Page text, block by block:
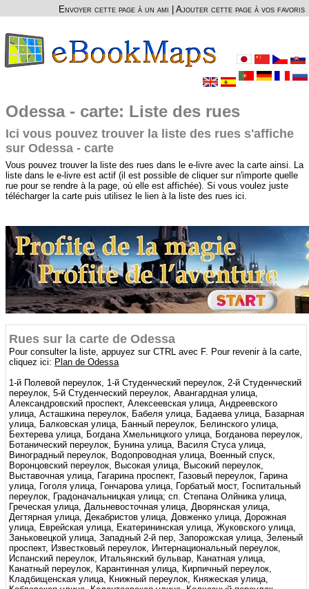
Envoyer cette page à un ami Ajouter cette page à vos favoris
Odessa - carte: Liste des rues
Ici vous pouvez trouver la liste des rues s'affiche
sur Odessa - carte
Vous pouvez trouver la liste des rues dans le e-livre avec la carte ainsi. La
liste dans le e-livre est actif (il est possible de cliquer sur n'importe quelle
rue pour se rendre à la page, où elle est affichée). Si vous voulez juste
télécharger la carte puis utilisez le lien à la liste des rues ici.
Rues sur la carte de Odessa
Pour consulter la liste, appuyez sur CTRL avec F. Pour revenir à la carte,
cliquez ici: Plan de Odessa
1-й Полевой переулок, 1-й Студенческий переулок, 2-й Студенческий
переулок, 5-й Студенческий переулок, Авангардная улица,
Александровский проспект, Алексеевская улица, Андреевского
улица, Асташкина переулок, Бабеля улица, Бадаева улица, Базарная
улица, Балковская улица, Банный переулок, Белинского улица,
Бехтерева улица, Богдана Хмельницкого улица, Богданова переулок,
Ботанический переулок, Бунина улица, Василя Стуса улица,
Виноградный переулок, Водопроводная улица, Военный спуск,
Воронцовский переулок, Высокая улица, Высокий переулок,
Выставочная улица, Гагарина проспект, Газовый переулок, Гарина
улица, Гоголя улица, Гончарова улица, Горбатый мост, Госпитальный
переулок, Градоначальницкая улица; сп. Степана Олйника улица,
Греческая улица, Дальневосточная улица, Дворянская улица,
Дегтярная улица, Декабристов улица, Довженко улица, Дорожная
улица, Еврейская улица, Екатерининская улица, Жуковского улица,
Заньковецкой улица, Западный 2-й пер, Запорожская улица, Зеленый
проспект, Известковый переулок, Интернациональный переулок,
Испанский переулок, Итальянский бульвар, Канатная улица,
Канатный переулок, Карантинная улица, Кирпичный переулок,
Кладбищенская улица, Книжный переулок, Княжеская улица,